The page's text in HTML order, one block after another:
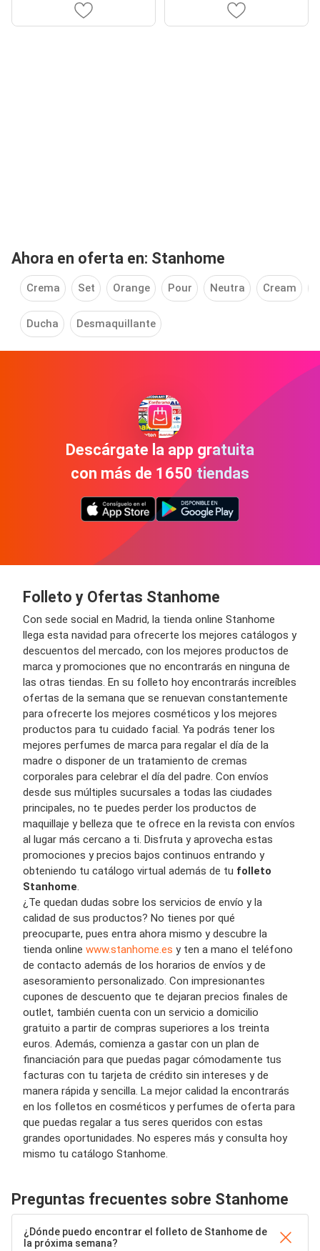
Ahora en oferta en: Stanhome
Crema Set Orange Pour Neutra Cream
Ducha Desmaquillante
Descárgate la app gratuita
con más de 1650 tiendas
Folleto y Ofertas Stanhome
Con sede social en Madrid, la tienda online Stanhome
llega esta navidad para ofrecerte los mejores catálogos y
descuentos del mercado, con los mejores productos de
marca y promociones que no encontrarás en ninguna de
las otras tiendas. En su folleto hoy encontrarás increíbles
ofertas de la semana que se renuevan constantemente
para ofrecerte los mejores cosméticos y los mejores
productos para tu cuidado facial. Ya podrás tener los
mejores perfumes de marca para regalar el día de la
madre o disponer de un tratamiento de cremas
corporales para celebrar el día del padre. Con envíos
desde sus múltiples sucursales a todas las ciudades
principales, no te puedes perder los productos de
maquillaje y belleza que te ofrece en la revista con envíos
al lugar más cercano a ti. Disfruta y aprovecha estas
promociones y precios bajos continuos entrando y
obteniendo tu catálogo virtual además de tu folleto
Stanhome.
¿Te quedan dudas sobre los servicios de envío y la
calidad de sus productos? No tienes por qué
preocuparte, pues entra ahora mismo y descubre la
tienda online www.stanhome.es y ten a mano el teléfono
de contacto además de los horarios de envíos y de
asesoramiento personalizado. Con impresionantes
cupones de descuento que te dejaran precios finales de
outlet, también cuenta con un servicio a domicilio
gratuito a partir de compras superiores a los treinta
euros. Además, comienza a gastar con un plan de
financiación para que puedas pagar cómodamente tus
facturas con tu tarjeta de crédito sin intereses y de
manera rápida y sencilla. La mejor calidad la encontrarás
en los folletos en cosméticos y perfumes de oferta para
que puedas regalar a tus seres queridos con estas
grandes oportunidades. No esperes más y consulta hoy
mismo tu catálogo Stanhome.
Preguntas frecuentes sobre Stanhome
¿Dónde puedo encontrar el folleto de Stanhome de
la próxima semana?